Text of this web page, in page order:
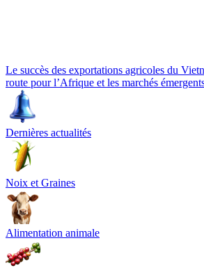
Le succès des exportations agricoles du
route pour l’Afrique et les marchés
Dernières actualités
Noix et Graines
Alimentation animale